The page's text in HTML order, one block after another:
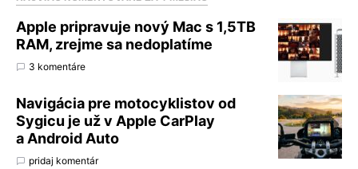
Apple pripravuje nový Mac s 1,5TB
RAM, zrejme sa nedoplatíme
3 komentáre
Navigácia pre motocyklistov od
Sygicu je už v Apple CarPlay
a Android Auto
pridaj komentár